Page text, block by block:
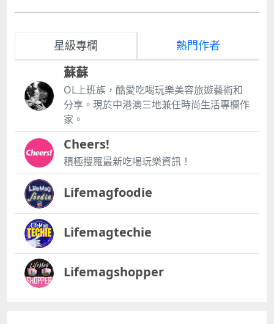
星級專欄 熱門作者
蘇蘇
OL上班族，酷愛吃喝玩樂美容旅遊藝術和
分享。現於中港澳三地兼任時尚生活專欄作
家。
Cheers!
積極搜羅最新吃喝玩樂資訊！
Lifemagfoodie
Lifemagtechie
Lifemagshopper